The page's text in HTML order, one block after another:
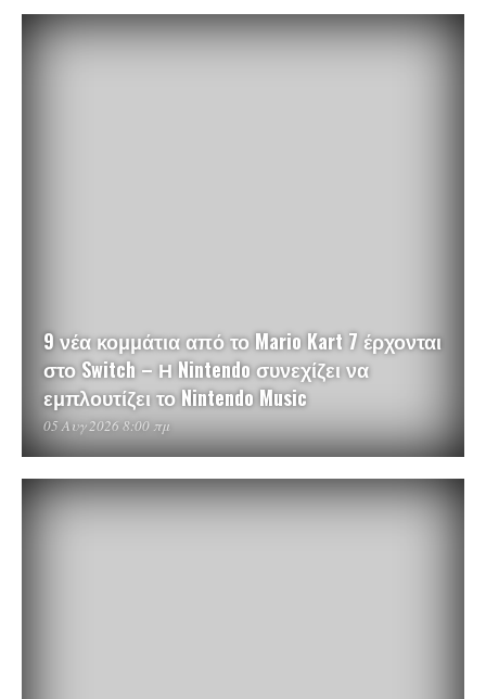
9 νέα κομμάτια από το Mario Kart 7 έρχονται
στο Switch – Η Nintendo συνεχίζει να
εμπλουτίζει το Nintendo Music
05 Αυγ 2026 8:00 πμ